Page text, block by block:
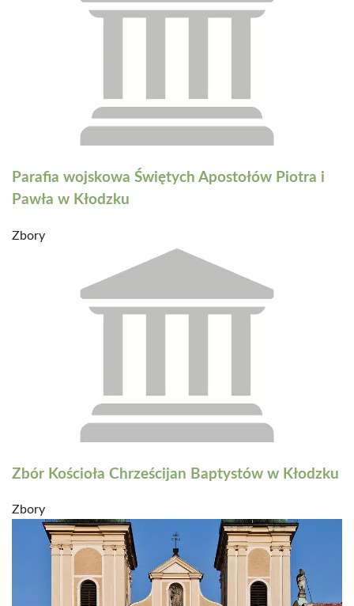
Parafia wojskowa Świętych Apostołów Piotra i
Pawła w Kłodzku
Zbory
Zbór Kościoła Chrześcijan Baptystów w Kłodzku
Zbory